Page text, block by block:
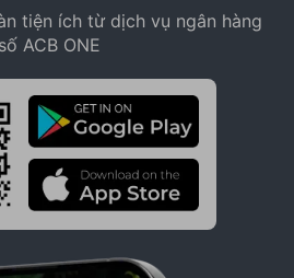
tiện ích từ dịch vụ ngân hàng
số ACB ONE